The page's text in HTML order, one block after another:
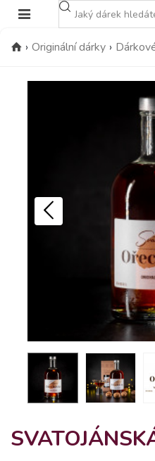
› Originální dárky ›